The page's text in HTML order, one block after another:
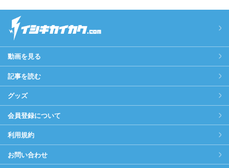
動画を見る
記事を読む
グッズ
会員登録について
利用規約
お問い合わせ